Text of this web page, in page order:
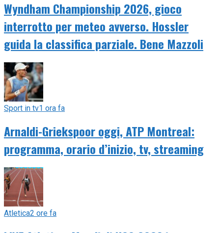
Wyndham Championship 2026, gioco
interrotto per meteo avverso. Hossler
guida la classifica parziale. Bene Mazzoli
Sport in tv1 ora fa
Arnaldi-Griekspoor oggi, ATP Montreal:
programma, orario d’inizio, tv, streaming
Atletica2 ore fa